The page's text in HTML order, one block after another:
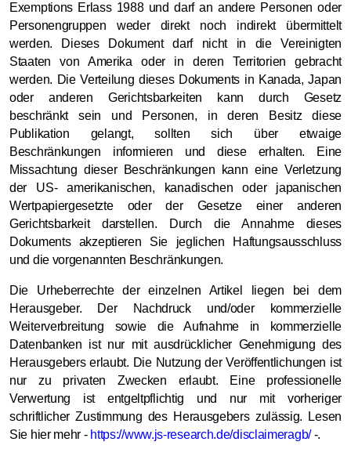
Exemptions Erlass 1988 und darf an andere Personen oder
Personengruppen weder direkt noch indirekt übermittelt
werden. Dieses Dokument darf nicht in die Vereinigten
Staaten von Amerika oder in deren Territorien gebracht
werden. Die Verteilung dieses Dokuments in Kanada, Japan
oder anderen Gerichtsbarkeiten kann durch Gesetz
beschränkt sein und Personen, in deren Besitz diese
Publikation gelangt, sollten sich über etwaige
Beschränkungen informieren und diese erhalten. Eine
Missachtung dieser Beschränkungen kann eine Verletzung
der US- amerikanischen, kanadischen oder japanischen
Wertpapiergesetzte oder der Gesetze einer anderen
Gerichtsbarkeit darstellen. Durch die Annahme dieses
Dokuments akzeptieren Sie jeglichen Haftungsausschluss
und die vorgenannten Beschränkungen.
Die Urheberrechte der einzelnen Artikel liegen bei dem
Herausgeber. Der Nachdruck und/oder kommerzielle
Weiterverbreitung sowie die Aufnahme in kommerzielle
Datenbanken ist nur mit ausdrücklicher Genehmigung des
Herausgebers erlaubt. Die Nutzung der Veröffentlichungen ist
nur zu privaten Zwecken erlaubt. Eine professionelle
Verwertung ist entgeltpflichtig und nur mit vorheriger
schriftlicher Zustimmung des Herausgebers zulässig. Lesen
Sie hier mehr - https://www.js-research.de/disclaimeragb/ -.